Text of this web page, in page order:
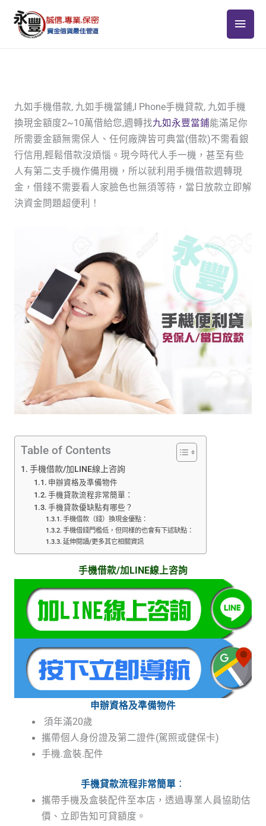
主
單
九如手機借款, 九如手機當鋪,I Phone手機貸款, 九如手機
換現金額度2~10萬借給您,週轉找九如永豐當鋪能滿足你
所需要金額無需保人、任何廠牌皆可典當(借款)不需看銀
行信用,輕鬆借款沒煩惱。現今時代人手一機，甚至有些
人有第二支手機作備用機，所以就利用手機借款週轉現
金，借錢不需要看人家臉色也無須等待，當日放款立即解
決資金問題超便利！
Table of Contents
手機借款/加LINE線上咨詢
申辦資格及準備物件
手機貸款流程非常簡單：
手機貸款優缺點有哪些？
手機借款（錢）換現金優點：
手機借錢門檻低，但同樣的也會有下述缺點：
延伸閱讀/更多其它相關資訊
手機借款/加LINE線上咨詢
申辦資格及準備物件
須年滿20歲
攜帶個人身份證及第二證件(駕照或健保卡)
手機.盒裝.配件
手機貸款流程非常簡單 ：
攜帶手機及盒裝配件至本店，透過專業人員協助估
價、立即告知可貸額度。